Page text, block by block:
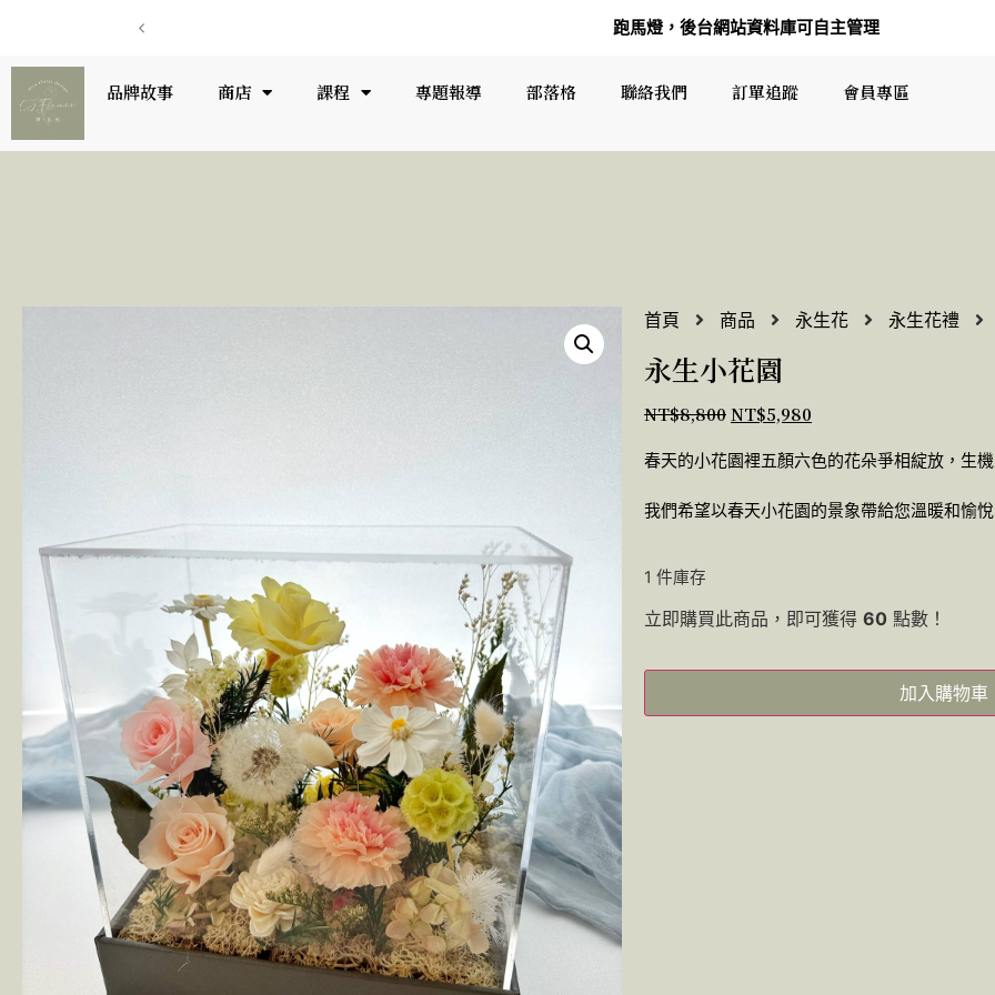
跑馬燈，後台網站資料庫可自主管理
品牌故事 商店 課程 專題報導 部落格 聯絡我們 訂單追蹤 會員專區
首頁 商品 永生花 永生花禮
永生小花園
NT$8,800NT$5,980
春天的小花園裡五顏六色的花朵爭相綻放，生
我們希望以春天小花園的景象帶給您溫暖和愉
1 件庫存
立即購買此商品，即可獲得 60 點數！
加入購物車